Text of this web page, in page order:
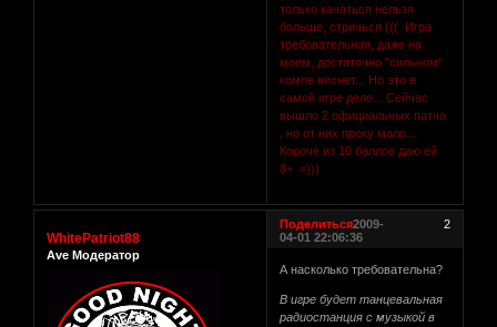
только качаться нельзя
больше, стричься ((( Игра
требовательная, даже на
моем, достаточно "сильном"
компе виснет... Но это в
самой игре дело... Сейчас
вышло 2 официальных патча
, но от них проку мало...
Короче из 10 баллов даю ей
8+ =)))
Поделиться 2
2009-
04-01 22:06:36
WhitePatriot88
Ave Модератор
А насколько требовательна?
В игре будет танцевальная
радиостанция с музыкой в